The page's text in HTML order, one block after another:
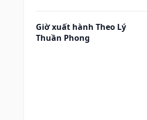
Giờ xuất hành Theo Lý
Thuần Phong